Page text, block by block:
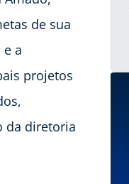
de sua
a
projetos
da diretoria